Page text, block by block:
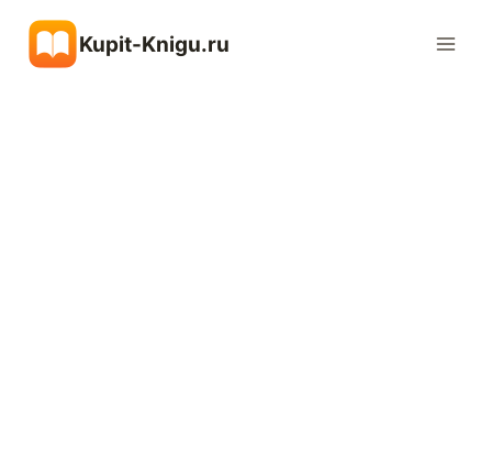
содержимому
Kupit-Knigu.ru